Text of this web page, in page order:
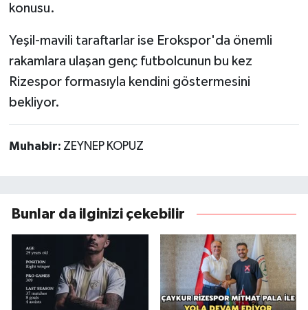
konusu.
Yeşil-mavili taraftarlar ise Erokspor'da önemli
rakamlara ulaşan genç futbolcunun bu kez
Rizespor formasıyla kendini göstermesini
bekliyor.
Muhabir: ZEYNEP KOPUZ
Bunlar da ilginizi çekebilir